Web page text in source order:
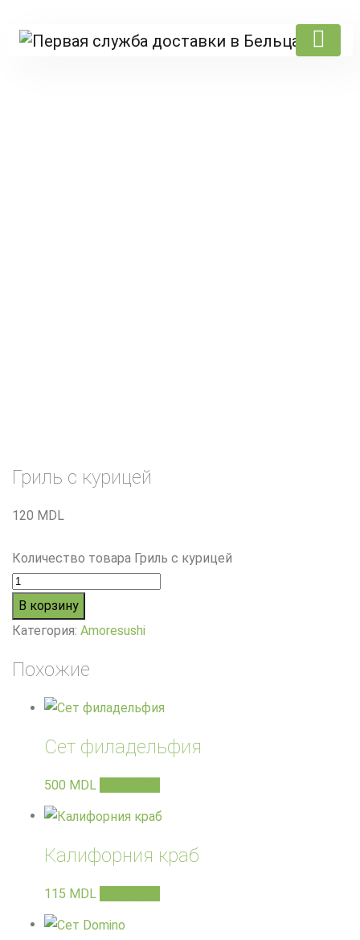
Гриль с курицей
120 MDL
Количество товара Гриль с курицей
В корзину
Категория: Amoresushi
Похожие
Сет филадельфия
500 MDL
Калифорния краб
115 MDL